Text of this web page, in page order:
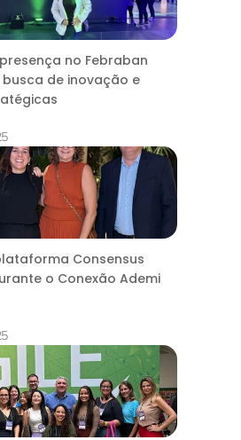
no Febraban
busca de inovação e
Consensus
o Conexão Ademi